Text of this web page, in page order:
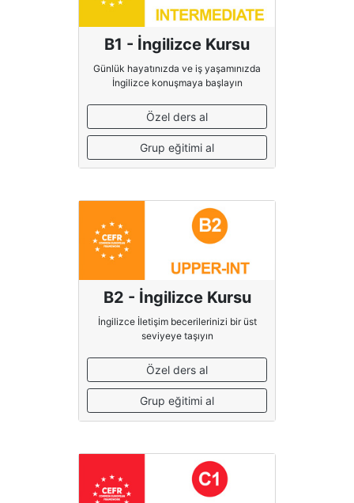
B1 - İngilizce Kursu
Günlük hayatınızda ve iş yaşamınızda
İngilizce konuşmaya başlayın
Özel ders al
Grup eğitimi al
B2 - İngilizce Kursu
İngilizce İletişim becerilerinizi bir üst
seviyeye taşıyın
Özel ders al
Grup eğitimi al